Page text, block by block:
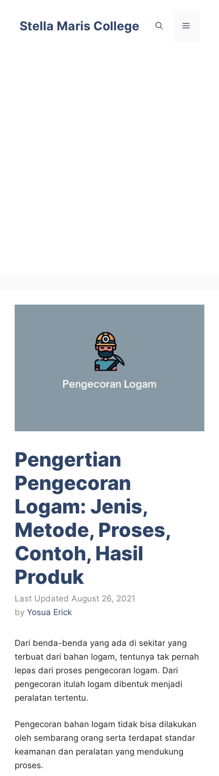
content
Stella Maris College Menu
Pengertian
Pengecoran
Logam: Jenis,
Metode, Proses,
Contoh, Hasil
Produk
August 26, 2021
by Yosua Erick
Dari benda-benda yang ada di sekitar yang
terbuat dari bahan logam, tentunya tak pernah
lepas dari proses pengecoran logam. Dari
pengecoran itulah logam dibentuk menjadi
peralatan tertentu.
Pengecoran bahan logam tidak bisa dilakukan
oleh sembarang orang serta terdapat standar
keamanan dan peralatan yang mendukung
proses.